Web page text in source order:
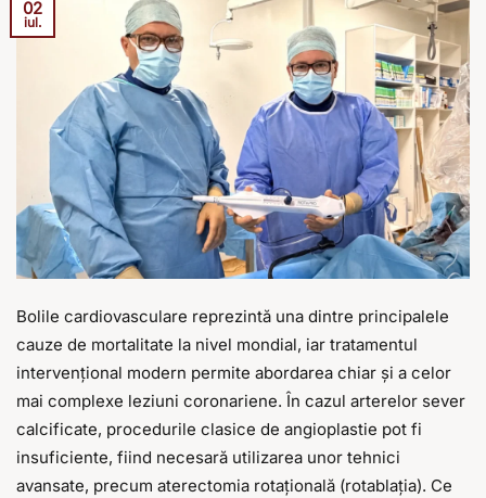
02
iul.
Bolile cardiovasculare reprezintă una dintre principalele
cauze de mortalitate la nivel mondial, iar tratamentul
intervențional modern permite abordarea chiar și a celor
mai complexe leziuni coronariene. În cazul arterelor sever
calcificate, procedurile clasice de angioplastie pot fi
insuficiente, fiind necesară utilizarea unor tehnici
avansate, precum aterectomia rotațională (rotablația). Ce